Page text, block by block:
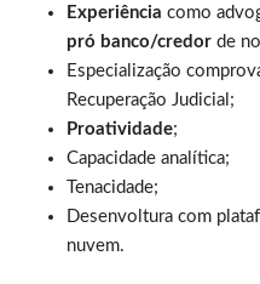
Experiência como
pró banco/credor de
Especialização
Recuperação Judicial;
Proatividade;
Capacidade analítica;
Tenacidade;
Desenvoltura com
nuvem.